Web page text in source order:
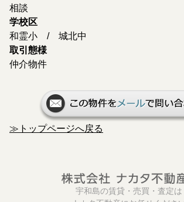
相談
学校区
和霊小 / 城北中
取引態様
仲介物件
≫トップページへ戻る
宇和島の賃貸・売買・査定は